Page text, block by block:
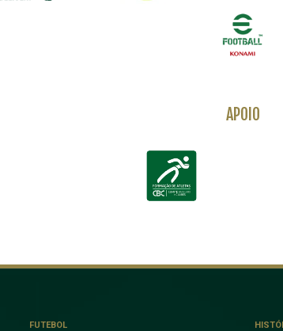
APOIO
FUTEBOL